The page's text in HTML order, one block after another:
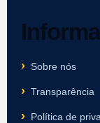
Sobre nós
Transparência
Política de